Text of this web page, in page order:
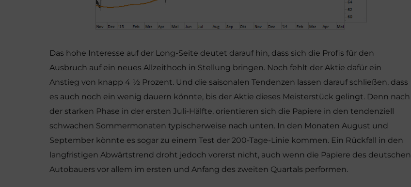
Das hohe Interesse auf der Long-Seite deutet darauf hin, dass sich die Profis für den
Ausbruch auf ein neues Allzeithoch in Stellung bringen. Noch fehlt der Aktie dafür ein
Anstieg von knapp 4 ½ Prozent. Und die saisonalen Tendenzen lassen darauf schließen, dass
es auch noch ein wenig dauern könnte, bis der Aktie dieses Meisterstück gelingt. Denn nach
der starken Phase in der ersten Juli-Hälfte, orientieren sich die Papiere in den tendenziell
schwachen Sommermonaten typischerweise nach unten. In den Monaten August und
September könnte es sogar zu einem Test der 200-Tage-Linie kommen. Ein Rückfall in den
langfristigen Abwärtstrend droht jedoch vorerst nicht, auch wenn die Papiere des deutschen
Autobauers vor allem im ersten und Anfang des zweiten Quartals performen.